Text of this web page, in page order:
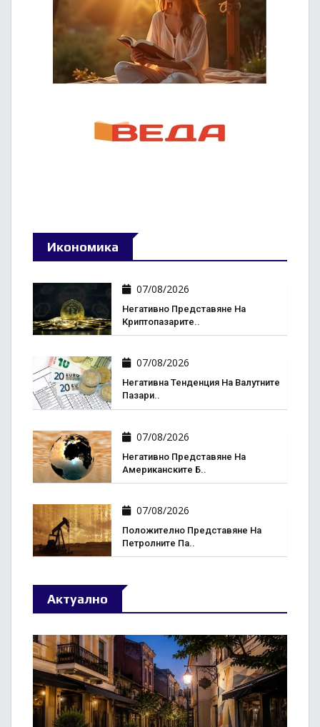
Икономика
07/08/2026
Негативно Представяне На
Криптопазарите..
07/08/2026
Негативна Тенденция На Валутните
Пазари..
07/08/2026
Негативно Представяне На
Американските Б..
07/08/2026
Положително Представяне На
Петролните Па..
Актуално